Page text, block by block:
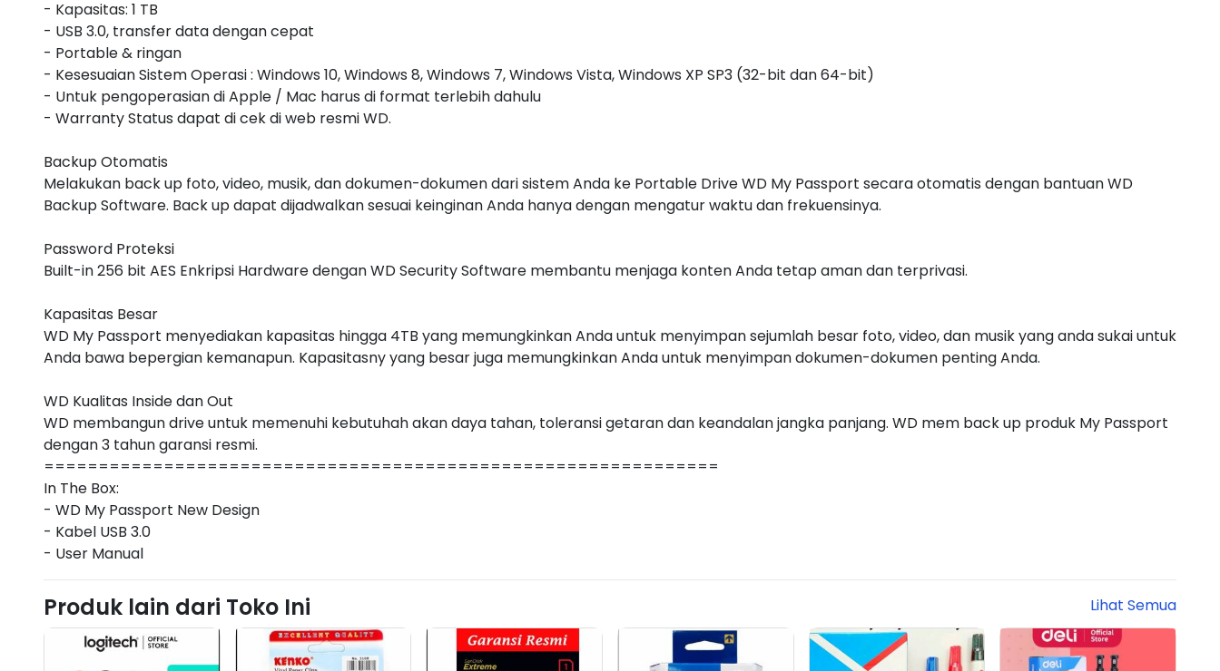
- Kapasitas: 1 TB
- USB 3.0, transfer data dengan cepat
- Portable & ringan
- Kesesuaian Sistem Operasi : Windows 10, Windows 8, Windows 7, Windows Vista, Windows XP SP3 (32-bit dan 64-bit)
- Untuk pengoperasian di Apple / Mac harus di format terlebih dahulu
- Warranty Status dapat di cek di web resmi WD.
Backup Otomatis
Melakukan back up foto, video, musik, dan dokumen-dokumen dari sistem Anda ke Portable Drive WD My Passport secara otomatis dengan bantuan WD
Backup Software. Back up dapat dijadwalkan sesuai keinginan Anda hanya dengan mengatur waktu dan frekuensinya.
Password Proteksi
Built-in 256 bit AES Enkripsi Hardware dengan WD Security Software membantu menjaga konten Anda tetap aman dan terprivasi.
Kapasitas Besar
WD My Passport menyediakan kapasitas hingga 4TB yang memungkinkan Anda untuk menyimpan sejumlah besar foto, video, dan musik yang anda sukai untuk
Anda bawa bepergian kemanapun. Kapasitasny yang besar juga memungkinkan Anda untuk menyimpan dokumen-dokumen penting Anda.
WD Kualitas Inside dan Out
WD membangun drive untuk memenuhi kebutuhah akan daya tahan, toleransi getaran dan keandalan jangka panjang. WD mem back up produk My Passport
dengan 3 tahun garansi resmi.
==============================================================
In The Box:
- WD My Passport New Design
- Kabel USB 3.0
Produk lain dari Toko Ini Lihat Semua